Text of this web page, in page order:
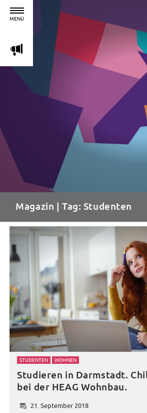
MENÜ
m
Magazin | Tag: Studenten
21. September 2018
STUDENTEN WOHNEN
Studieren in Darmstadt.
bei der HEAG Wohnbau.